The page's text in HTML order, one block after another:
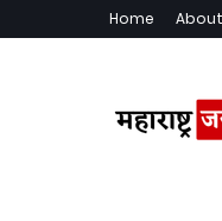
Home About